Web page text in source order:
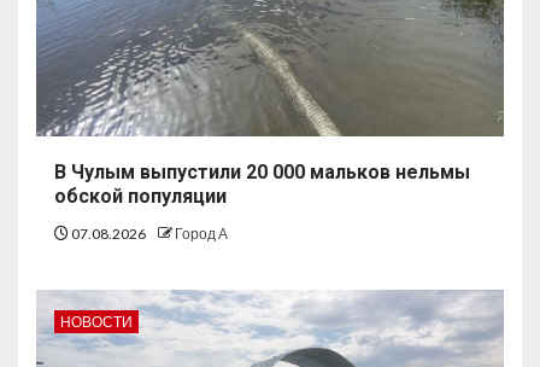
В Чулым выпустили 20 000 мальков нельмы
обской популяции
07.08.2026 Город А
НОВОСТИ